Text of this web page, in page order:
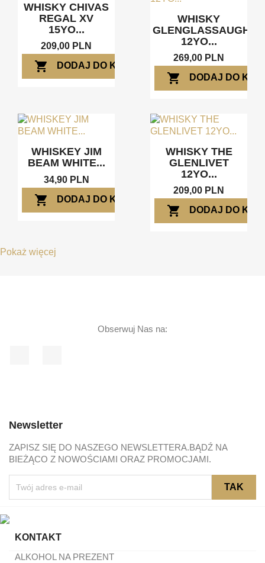
WHISKY CHIVAS
REGAL XV
15YO...
209,00 PLN
shopping_cart DODAJ DO KOSZYKA
WHISKY
GLENGLASSAUGH
12YO...
269,00 PLN
shopping_cart DODAJ DO
WHISKEY JIM
BEAM WHITE...
34,90 PLN
shopping_cart DODAJ DO KOSZYKA
WHISKY THE
GLENLIVET
12YO...
209,00 PLN
shopping_cart DODAJ DO
Pokaż więcej
Obserwuj Nas na:
Newsletter
ZAPISZ SIĘ DO NASZEGO NEWSLETTERA.BĄDŹ NA
BIEŻĄCO Z NOWOŚCIAMI ORAZ PROMOCJAMI.
KONTAKT
ALKOHOL NA PREZENT